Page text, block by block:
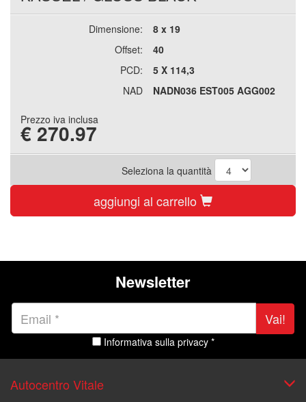
Dimensione:
8 x 19
Offset:
40
PCD:
5 X 114,3
NAD
NADN036 EST005 AGG002
Prezzo iva inclusa
€ 270.97
Seleziona la quantità
aggiungi al carrello
Newsletter
Vai!
Informativa sulla privacy *
Autocentro Vitale